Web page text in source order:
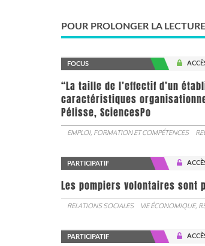
POUR PROLONGER LA LECTURE
FOCUS
“La taille de l’effectif d’un
caractéristiques
Pélisse, SciencesPo
EMPLOI, FORMATION ET COMPÉTENCES
PARTICIPATIF
Les pompiers volontaires sont
RELATIONS SOCIALES VIE ÉCONOMIQUE,
PARTICIPATIF